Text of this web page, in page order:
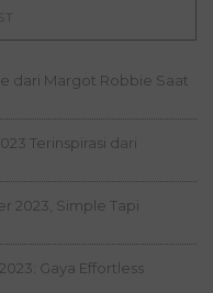
dari Margot Robbie Saat
Terinspirasi dari
2023, Simple Tapi
Gaya Effortless